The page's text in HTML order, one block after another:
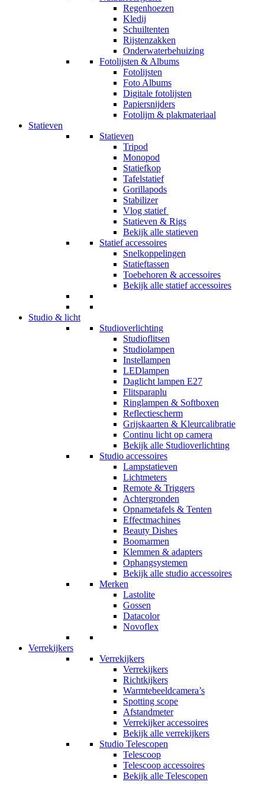
Regenhoezen
Kledij
Schuiltenten
Rijstenzakken
Onderwaterbehuizing
Fotolijsten & Albums
Fotolijsten
Foto Albums
Digitale fotolijsten
Papiersnijders
Fotolijm & plakmateriaal
Statieven
Statieven
Tripod
Monopod
Statiefkop
Tafelstatief
Gorillapods
Stabilizer
Vlog statief
Statieven & Rigs
Bekijk alle statieven
Statief accessoires
Snelkoppelingen
Statieftassen
Toebehoren & accessoires
Bekijk alle statief accessoires
Studio & licht
Studioverlichting
Studioflitsen
Studiolampen
Instellampen
LEDlampen
Daglicht lampen E27
Flitsparaplu
Ringlampen & Softboxen
Reflectiescherm
Grijskaarten & Kleurcalibratie
Continu licht op camera
Bekijk alle Studioverlichting
Studio accessoires
Lampstatieven
Lichtmeters
Remote & Triggers
Achtergronden
Opnametafels & Tenten
Effectmachines
Beauty Dishes
Boomarmen
Klemmen & adapters
Ophangsystemen
Bekijk alle studio accessoires
Merken
Lastolite
Gossen
Datacolor
Novoflex
Verrekijkers
Verrekijkers
Verrekijkers
Richtkijkers
Warmtebeeldcamera’s
Spotting scope
Afstandmeter
Verrekijker accessoires
Bekijk alle verrekijkers
Studio Telescopen
Telescoop
Telescoop accessoires
Bekijk alle Telescopen